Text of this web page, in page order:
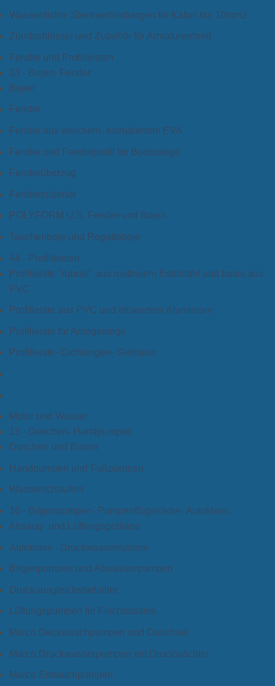
Wasserdichte Steckverbindungen für Kabel bis 10mm2
Zündschlüssel und Zubehör für Armaturenbrett
Fender und Profilleisten
33 - Bojen- Fender
Bojen
Fender
Fender aus weichem- extrudiertem EVA
Fender und Fenderprofil für Bootsstege
Fenderüberzug
Fenderzubehör
POLYFORM U.S. Fender und Bojen
Tauchenboje und Regattaboje
44 - Profilleisten
Profilleiste "rubrail" aus rostfreiem Edelstahl und basis aus
PVC
Profilleiste aus PVC und eloxiertem Aluminium
Profilleiste für Anlegestege
Profilleiste- Dichtungen- Gleitspur
Motor und Wasser
15 - Duschen- Handpumpen
Duschen und Boxen
Handpumpen und Fußpumpen
Wasserschaufeln
16 - Bilgenpumpen- Pumpenflügelräder- Autoklavs
Absaug- und Lüftungsgebläse
Autoklavs - Druckwassersystem
Bilgenpumpen und Abwasserpumpen
Druckausgleichsbehälter
Lüftungspumpen für Fischbassins
Marco Deckwaschpumpen und Duschset
Marco Druckwasserpumpen mit Druckwächter
Marco Eintauchpumpen